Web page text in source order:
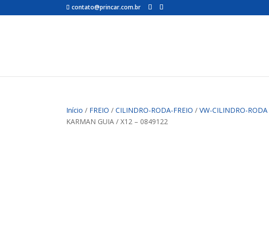
contato@princar.com.br
Início / FREIO /CILINDRO-RODA-FREIO /VW-CILINDRO-RODA
KARMAN GUIA / X12 – 0849122